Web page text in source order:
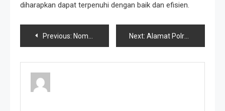
diharapkan dapat terpenuhi dengan baik dan efisien.
Post
navigation
Previous: Nomor Telepon Polres Next: Alamat Polres